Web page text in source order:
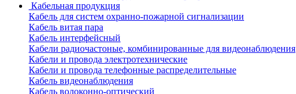
Кабельная продукция
Кабель для систем охранно-пожарной сигнализации
Кабель витая пара
Кабель интерфейсный
Кабели радиочастоные, комбинированные для видеонаблюдения
Кабели и провода электротехнические
Кабели и провода телефонные распределительные
Кабель видеонаблюдения
Кабель волоконно-оптический